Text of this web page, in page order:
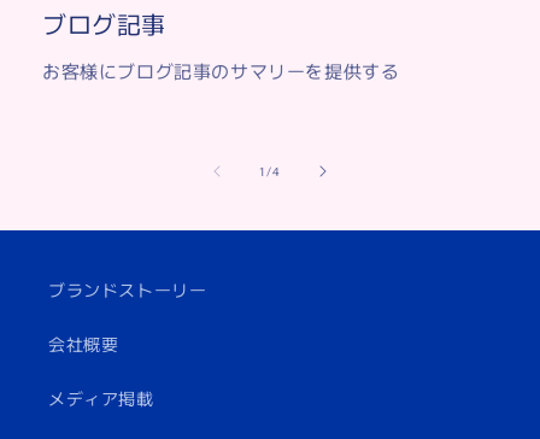
ブログ記事
お客様にブログ記事のサマリーを提供する
1/の
4
ブランドストーリー
会社概要
メディア掲載